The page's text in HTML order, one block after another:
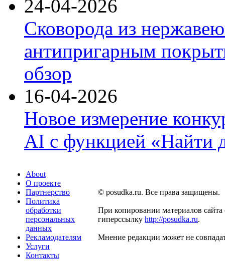
24-04-2026
Сковорода из
антипригарным
обзор
16-04-2026
Новое измерение
AI с функцией «Найти
About
О проекте
Партнерство
Политика
обработки
персональных
данных
Рекламодателям
Услуги
Контакты
© posudka.ru. Все права защищены.
При копировании материалов сайта
гиперссылку http://posudka.ru.
Мнение редакции может не